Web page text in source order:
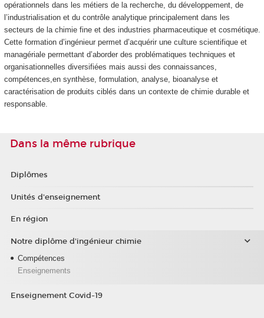
opérationnels dans les métiers de la recherche, du développement, de
l’industrialisation et du contrôle analytique principalement dans les
secteurs de la chimie fine et des industries pharmaceutique et cosmétique.
Cette formation d’ingénieur permet d’acquérir une culture scientifique et
managériale permettant d’aborder des problématiques techniques et
organisationnelles diversifiées mais aussi des connaissances,
compétences,en synthèse, formulation, analyse, bioanalyse et
caractérisation de produits ciblés dans un contexte de chimie durable et
responsable.
Dans la même rubrique
Diplômes
Unités d'enseignement
En région
Notre diplôme d'ingénieur chimie
Compétences
Enseignements
Enseignement Covid-19